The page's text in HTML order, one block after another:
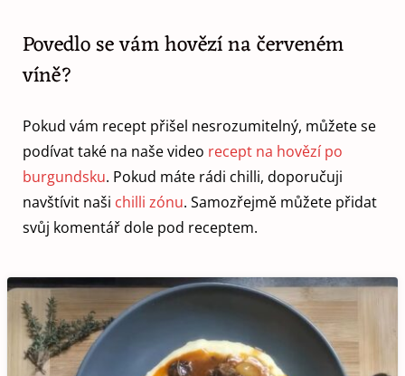
Povedlo se vám hovězí na červeném
víně?
Pokud vám recept přišel nesrozumitelný, můžete se
podívat také na naše video recept na hovězí po
burgundsku. Pokud máte rádi chilli, doporučuji
navštívit naši chilli zónu. Samozřejmě můžete přidat
svůj komentář dole pod receptem.